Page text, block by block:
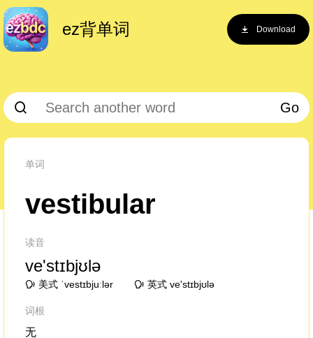
ez背单词 Download
Go
单词
vestibular
读音
ve'stɪbjʊlə
美式 ˈvestɪbjuːlər 英式 ve'stɪbjʊlə
词根
无